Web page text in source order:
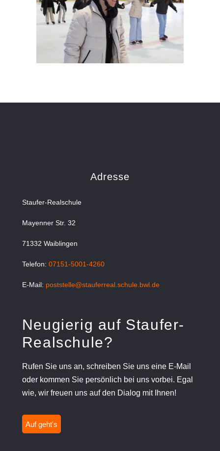
Adresse
Staufer-Realschule
Mayenner Str. 32
71332 Waiblingen
Telefon: 07151-5001-4260
E-Mail: poststelle@stauferreal.schule.bwl.de
Neugierig auf Staufer-
Realschule?
Rufen Sie uns an, schreiben Sie uns eine E-Mail
oder kommen Sie persönlich bei uns vorbei. Egal
wie, wir freuen uns auf den Dialog mit Ihnen!
Auf geht's